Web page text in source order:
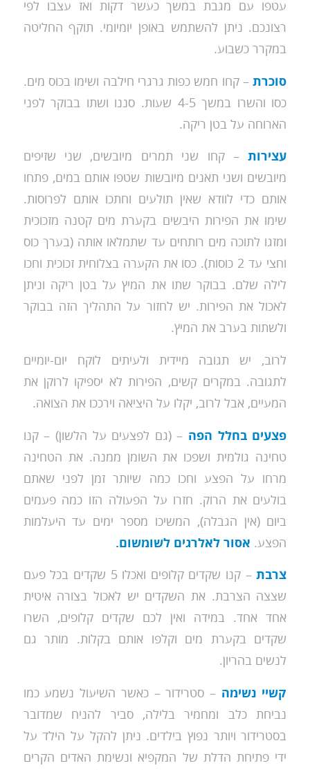
עטפו עם מגבת במשך כעשר דקות ואז עצבו לפי
רצונכם. ניתן להשתמש באופן יומיומי. תוקף החליטה
במקרר כשבוע.
סוכרת– קחו חמש כפות גרגרי חילבה ושימו בכוס מים.
כסו והשרו במשך 4-5 שעות. סננו ושתו בבוקר לפני
הארוחה על בטן ריקה.
עצירות– קחו שני תמרים מיובשים, שני שזיפים
מיובשים ושני תאנים מיובשות שטפו אותם במים, פתחו
אותם כדי לוודא שאין תולעים וחתכו אותם לפרוסות.
שימו את הפירות היבשים בקערת מים קטנה מזכוכית
ומזגו לתוכה מים רותחים עד שתמלאו אותה (בערך כוס
וחצי עד 2 כוסות). כסו את הקערה בצלוחית זכוכית וחכו
לילה שלם. בבוקר שתו את המיץ על בטן ריקה וניתן
לאכול את הפירות. יש לחזור על התהליך הזה בבוקר
ולשתות בערב את המיץ.
לרוב, יש תגובה מיידית ולעיתים לוקח יום-יומיים
לתגובה. במקרים קשים, הפירות לא יספיקו לרוקן את
המעיים, אבל לרוב, יקלו על היציאה וירככו את הצואה.
פצעים בחלל הפה – (גם לפצעים על הלשון) – קנו
טחינה גולמית ושפכו את השומן ממנה. את הטחינה
מרחו על הפצע וחכו כמה שיותר זמן לפני שאתם
בולעים את הרוק. חזרו על הפעולה הזו כמה פעמים
ביום (אין הגבלה), המשיכו מספר ימים עד היעלמות
הפצע. אסור לאלרגים לשומשום.
צרבת
– קנו שקדים קלופים ואכלו 5 שקדים בכל פעם
שצצה הצרבת. את השקדים יש לאכול בצורה איטית
אחד אחד. במידה ואין לכם שקדים קלופים, השרו
שקדים בקערת מים וקלפו אותם בקלות. מותר גם
לנשים בהריון.
קשיי נשימה – סטרידור – כאשר השיעול נשמע כמו
נביחת כלב ומחמיר בלילה, סביר להניח שמדובר
בסטרידור ויותר נפוץ בילדים. ניתן להקל על הילד על
ידי פתיחת הדלת של המקפיא ונשימת האדים הקרים